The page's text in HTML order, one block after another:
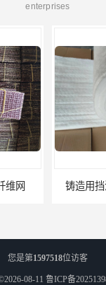
enterprises
维网 铸造用
您是第1597518位访客
08-11 鲁ICP备